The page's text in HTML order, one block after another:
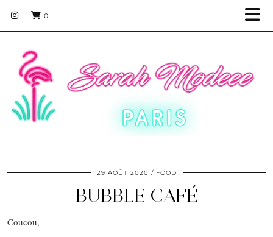
0
29 AOÛT 2020 FOOD
BUBBLE CAFÉ
Coucou,